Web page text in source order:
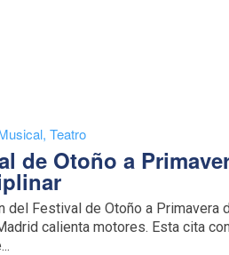
,Teatro
de Otoño a
del Festival de Otoño a Primavera
calienta motores. Esta cita